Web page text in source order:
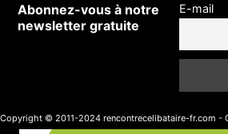
Abonnez-vous à notre
newsletter gratuite
E-mail
Copyright © 2011-2024 rencontrecelibataire-fr.com -